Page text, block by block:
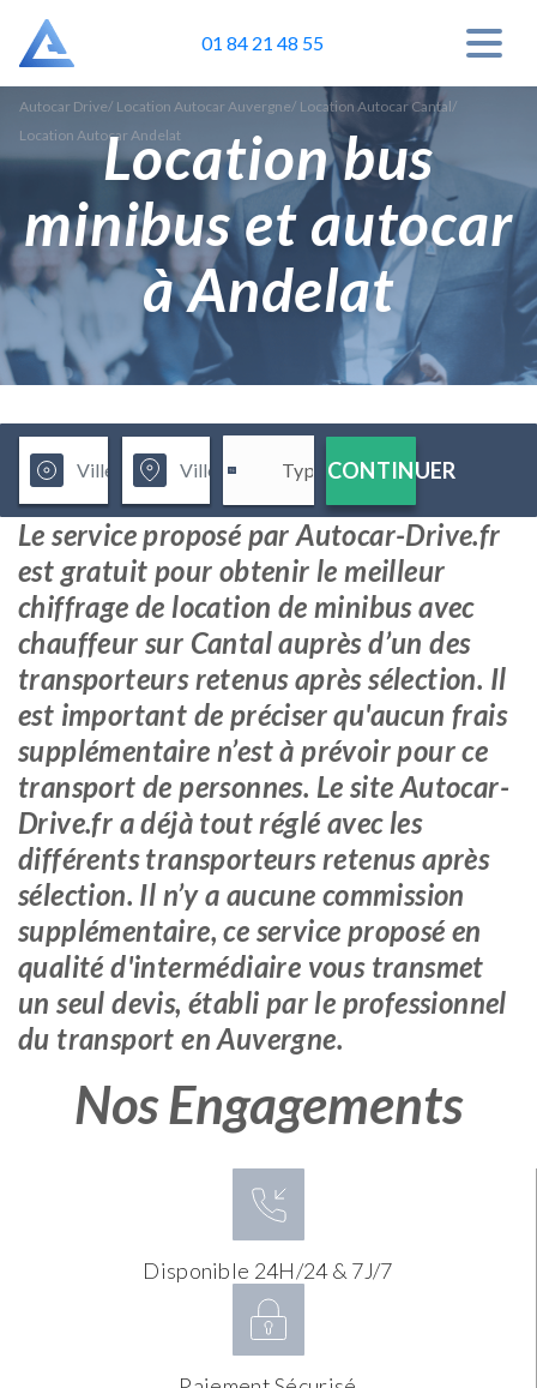
01 84 21 48 55
Autocar Drive/ Location Autocar Auvergne/ Location Autocar Cantal/
Location Autocar AndelatLocation bus
minibus et autocar
à Andelat
CONTINUER
Le service proposé par Autocar-Drive.fr
est gratuit pour obtenir le meilleur
chiffrage de location de minibus avec
chauffeur sur Cantal auprès d’un des
transporteurs retenus après sélection. Il
est important de préciser qu'aucun frais
supplémentaire n’est à prévoir pour ce
transport de personnes. Le site Autocar-
Drive.fr a déjà tout réglé avec les
différents transporteurs retenus après
sélection. Il n’y a aucune commission
supplémentaire, ce service proposé en
qualité d'intermédiaire vous transmet
un seul devis, établi par le professionnel
du transport en Auvergne.
Nos Engagements
Disponible 24H/24 & 7J/7